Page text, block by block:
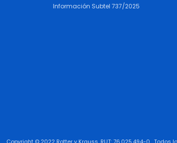
Información Subtel 737/2025
Copyright © 2022 Rotter y Krauss. RUT: 76.025.494-0 . Todos